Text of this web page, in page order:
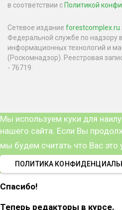
в соответствии с Политикой
Сетевое издание forestcomplex.ru
Федеральной службе по надзору
информационных технологий и
(Роскомнадзор). Реестровая
- 76719.
Мы используем куки для
нашего сайта. Если Вы
мы будем считать что Вас это
ПОЛИТИКА
Спасибо!
Теперь редакторы в курсе.